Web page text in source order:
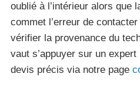
oublié à l’intérieur alors que
commet l’erreur de
vérifier la provenance du
vaut s’appuyer sur un
devis précis via notre page